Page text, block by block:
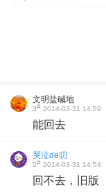
文明盐碱地
3# 2014-03-31 14:59
能回去
哭泣de叨
2# 2014-03-31 14:54
回不去，旧版